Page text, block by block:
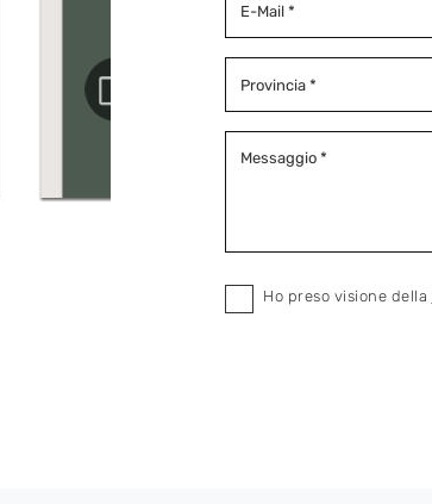
Ho preso visione della